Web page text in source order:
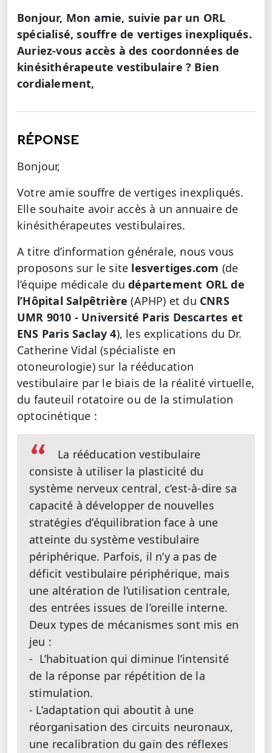
Bonjour, Mon amie, suivie par un ORL
spécialisé, souffre de vertiges inexpliqués.
Auriez-vous accès à des coordonnées de
kinésithérapeute vestibulaire ? Bien
cordialement,
RÉPONSE
Bonjour,
Votre amie souffre de vertiges inexpliqués.
Elle souhaite avoir accès à un annuaire de
kinésithérapeutes vestibulaires.
A titre d’information générale, nous vous
proposons sur le site lesvertiges.com (de
l’équipe médicale dudépartement ORL de
l’Hôpital Salpêtrière (APHP) et du CNRS
UMR 9010 - Université Paris Descartes et
ENS Paris Saclay 4), les explications du Dr.
Catherine Vidal (spécialiste en
otoneurologie) sur la rééducation
vestibulaire par le biais de la réalité virtuelle,
du fauteuil rotatoire ou de la stimulation
optocinétique :
La rééducation vestibulaire
consiste à utiliser la plasticité du
système nerveux central, c’est-à-dire sa
capacité à développer de nouvelles
stratégies d’équilibration face à une
atteinte du système vestibulaire
périphérique. Parfois, il n’y a pas de
déficit vestibulaire périphérique, mais
une altération de l’utilisation centrale,
des entrées issues de l’oreille interne.
Deux types de mécanismes sont mis en
jeu :
- L’habituation qui diminue l’intensité
de la réponse par répétition de la
stimulation.
- L’adaptation qui aboutit à une
réorganisation des circuits neuronaux,
une recalibration du gain des réflexes